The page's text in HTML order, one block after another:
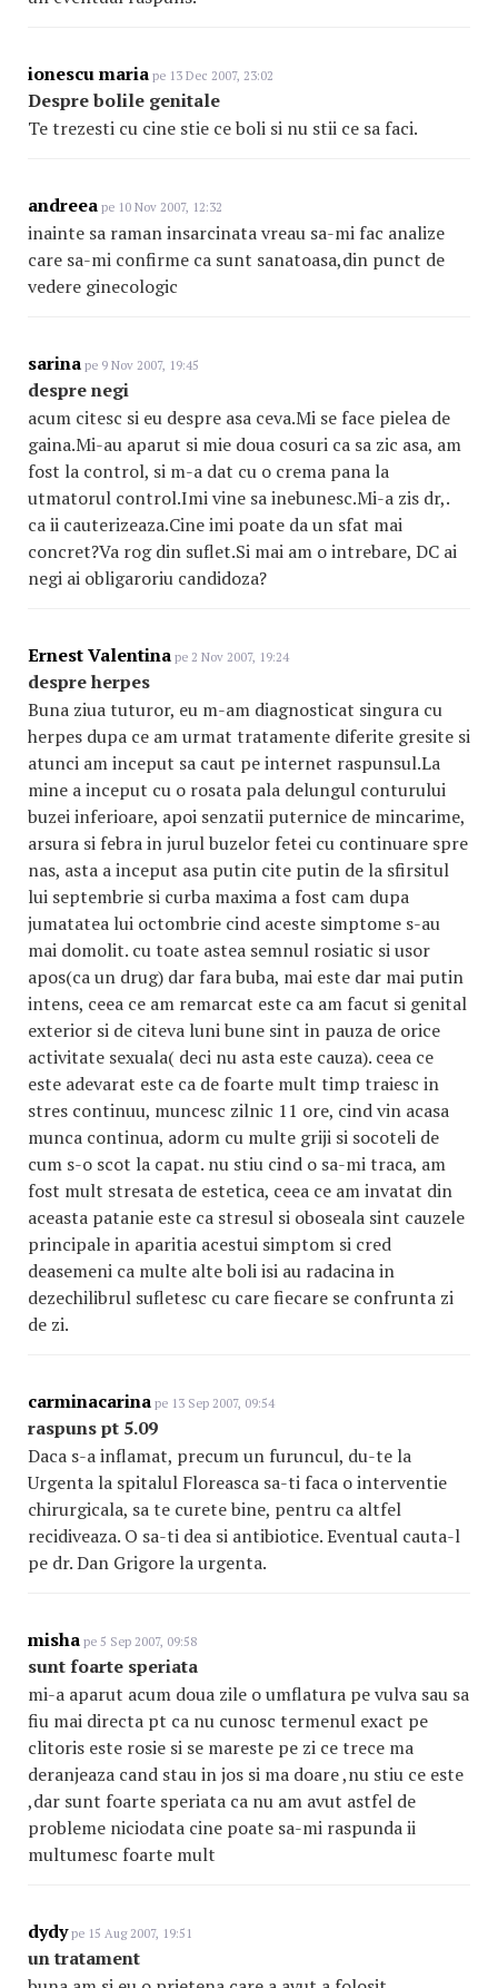
ionescu maria pe 13 Dec 2007, 23:02
Despre bolile genitale
Te trezesti cu cine stie ce boli si nu stii ce sa faci.
andreea pe 10 Nov 2007, 12:32
inainte sa raman insarcinata vreau sa-mi fac analize
care sa-mi confirme ca sunt sanatoasa,din punct de
vedere ginecologic
sarina pe 9 Nov 2007, 19:45
despre negi
acum citesc si eu despre asa ceva.Mi se face pielea de
gaina.Mi-au aparut si mie doua cosuri ca sa zic asa, am
fost la control, si m-a dat cu o crema pana la
utmatorul control.Imi vine sa inebunesc.Mi-a zis dr,.
ca ii cauterizeaza.Cine imi poate da un sfat mai
concret?Va rog din suflet.Si mai am o intrebare, DC ai
negi ai obligaroriu candidoza?
Ernest Valentina pe 2 Nov 2007, 19:24
despre herpes
Buna ziua tuturor, eu m-am diagnosticat singura cu
herpes dupa ce am urmat tratamente diferite gresite si
atunci am inceput sa caut pe internet raspunsul.La
mine a inceput cu o rosata pala delungul conturului
buzei inferioare, apoi senzatii puternice de mincarime,
arsura si febra in jurul buzelor fetei cu continuare spre
nas, asta a inceput asa putin cite putin de la sfirsitul
lui septembrie si curba maxima a fost cam dupa
jumatatea lui octombrie cind aceste simptome s-au
mai domolit. cu toate astea semnul rosiatic si usor
apos(ca un drug) dar fara buba, mai este dar mai putin
intens, ceea ce am remarcat este ca am facut si genital
exterior si de citeva luni bune sint in pauza de orice
activitate sexuala( deci nu asta este cauza). ceea ce
este adevarat este ca de foarte mult timp traiesc in
stres continuu, muncesc zilnic 11 ore, cind vin acasa
munca continua, adorm cu multe griji si socoteli de
cum s-o scot la capat. nu stiu cind o sa-mi traca, am
fost mult stresata de estetica, ceea ce am invatat din
aceasta patanie este ca stresul si oboseala sint cauzele
principale in aparitia acestui simptom si cred
deasemeni ca multe alte boli isi au radacina in
dezechilibrul sufletesc cu care fiecare se confrunta zi
de zi.
carminacarina pe 13 Sep 2007, 09:54
raspuns pt 5.09
Daca s-a inflamat, precum un furuncul, du-te la
Urgenta la spitalul Floreasca sa-ti faca o interventie
chirurgicala, sa te curete bine, pentru ca altfel
recidiveaza. O sa-ti dea si antibiotice. Eventual cauta-l
pe dr. Dan Grigore la urgenta.
misha pe 5 Sep 2007, 09:58
sunt foarte speriata
mi-a aparut acum doua zile o umflatura pe vulva sau sa
fiu mai directa pt ca nu cunosc termenul exact pe
clitoris este rosie si se mareste pe zi ce trece ma
deranjeaza cand stau in jos si ma doare ,nu stiu ce este
,dar sunt foarte speriata ca nu am avut astfel de
probleme niciodata cine poate sa-mi raspunda ii
multumesc foarte mult
dydype 15 Aug 2007, 19:51
un tratament